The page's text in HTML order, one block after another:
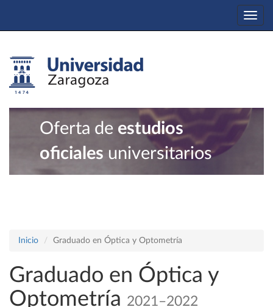
Oferta de estudios
oficiales universitarios
Inicio Graduado en Óptica y Optometría
Graduado en Óptica y
Optometría 2021–2022